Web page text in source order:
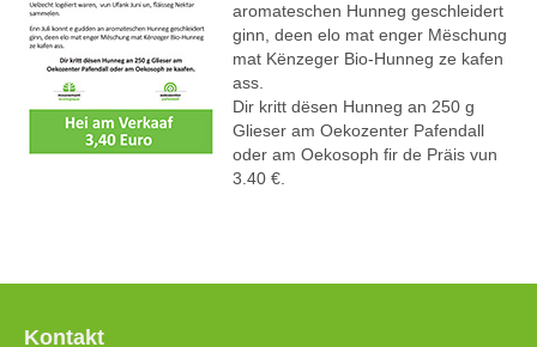
aromateschen Hunneg geschleidert
ginn, deen elo mat enger Mëschung
mat Kënzeger Bio-Hunneg ze kafen
ass.
Dir kritt dësen Hunneg an 250 g
Glieser am Oekozenter Pafendall
oder am Oekosoph fir de Präis vun
3.40 €.
Kontakt